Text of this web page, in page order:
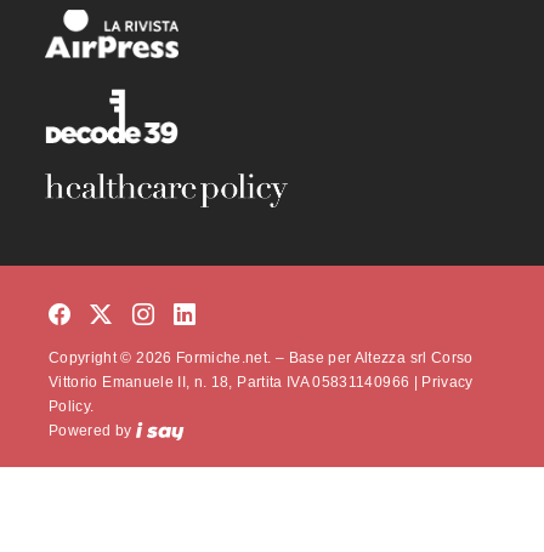
Copyright © 2026 Formiche.net. – Base per Altezza srl Corso
Vittorio Emanuele II, n. 18, Partita IVA 05831140966 |
Privacy
Policy.
Powered by